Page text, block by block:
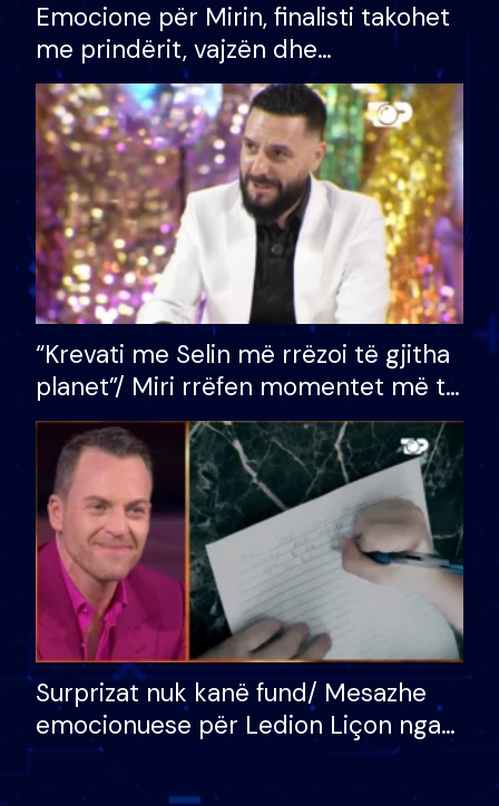
Emocione për Mirin, finalisti takohet
me prindërit, vajzën dhe
bashkëshorten: S’kemi ndonjë letër
divorci apo jo?
“Krevati me Selin më rrëzoi të gjitha
planet”/ Miri rrëfen momentet më të
bukura në shtëpinë e BB VIP: Do më
mungojë zilja e mëngjesit kur…
Surprizat nuk kanë fund/ Mesazhe
emocionuese për Ledion Liçon nga
nëna dhe fëmijët e tij, moderatori
nuk i mban dot lotët: Nuk meritoj…